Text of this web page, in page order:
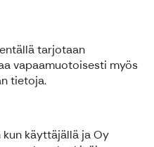
tarjotaan
vapaamuotoisesti myös
tietoja.
käyttäjällä ja Oy